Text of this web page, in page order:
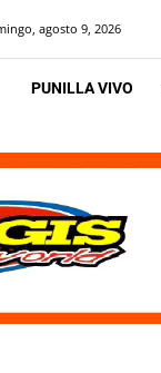
agosto 9, 2026
PUNILLA VIVO